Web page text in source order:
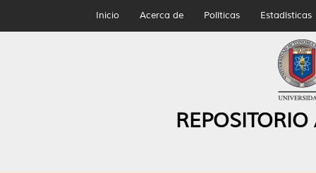
Inicio Acerca de Políticas Estadísticas